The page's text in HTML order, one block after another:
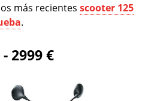
más recientes scooter 125
.
2999 €